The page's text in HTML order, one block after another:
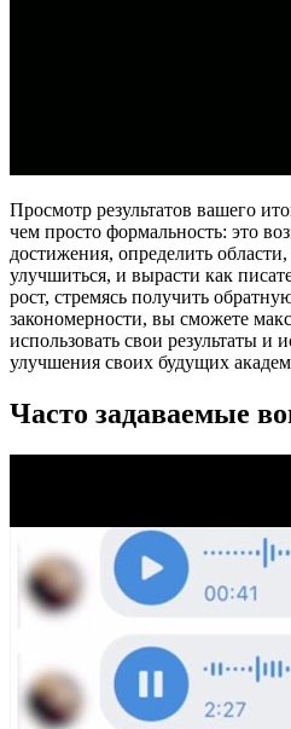
Просмотр результатов вашего
чем просто формальность: это
достижения, определить
улучшиться, и вырасти как
рост, стремясь получить
закономерности, вы сможете
использовать свои результаты и
улучшения своих будущих
Часто задаваемые